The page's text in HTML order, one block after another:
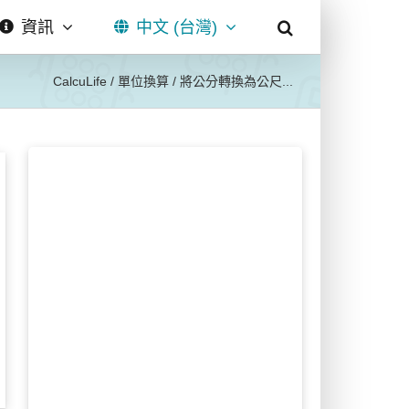
資訊 中文 (台灣)
CalcuLife / 單位換算 / 將公分轉換為公尺...